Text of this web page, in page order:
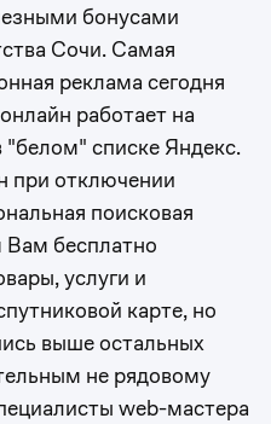
бонусами
Сочи. Самая
реклама сегодня
работает на
"белом" списке Яндекс.
при отключении
поисковая
Вам бесплатно
услуги и
карте, но
выше остальных
не рядовому
web-мастера